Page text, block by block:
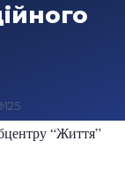
125
“Життя”